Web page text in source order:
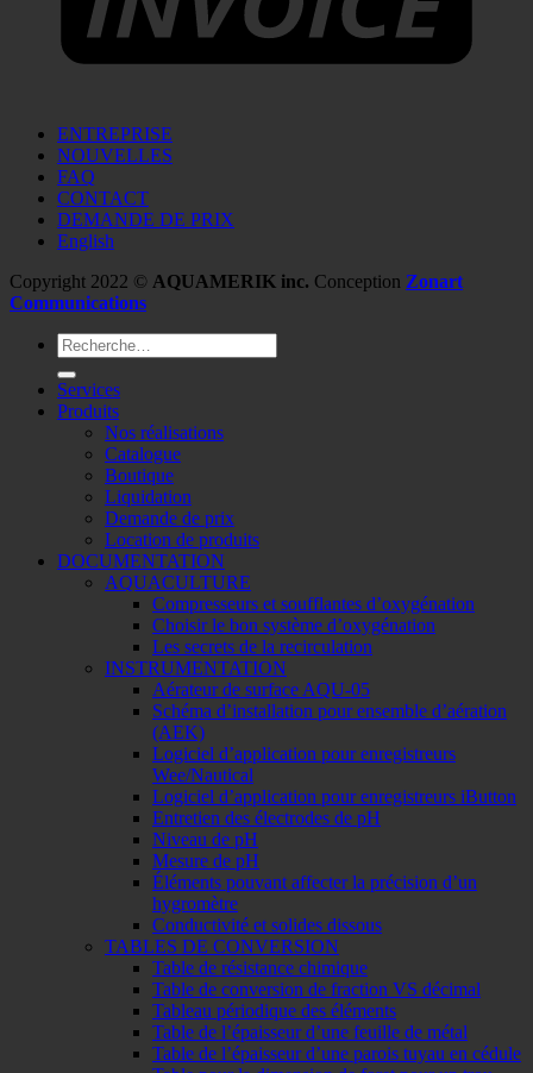
ENTREPRISE
NOUVELLES
FAQ
CONTACT
DEMANDE DE PRIX
English
Copyright 2022 © AQUAMERIK inc. Conception Zonart
Communications
Recherche
pour :
Services
Produits
Nos réalisations
Catalogue
Boutique
Liquidation
Demande de prix
Location de produits
DOCUMENTATION
AQUACULTURE
Compresseurs et soufflantes d’oxygénation
Choisir le bon système d’oxygénation
Les secrets de la recirculation
INSTRUMENTATION
Aérateur de surface AQU-05
Schéma d’installation pour ensemble d’aération
(AEK)
Logiciel d’application pour enregistreurs
Wee/Nautical
Logiciel d’application pour enregistreurs iButton
Entretien des électrodes de pH
Niveau de pH
Mesure de pH
Éléments pouvant affecter la précision d’un
hygromètre
Conductivité et solides dissous
TABLES DE CONVERSION
Table de résistance chimique
Table de conversion de fraction VS décimal
Tableau périodique des éléments
Table de l’épaisseur d’une feuille de métal
Table de l’épaisseur d’une parois tuyau en cédule